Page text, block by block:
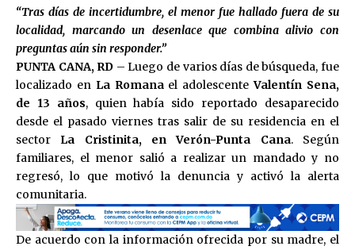
“Tras días de incertidumbre, el menor fue hallado fuera de su
localidad, marcando un desenlace que combina alivio con
preguntas aún sin responder.”
PUNTA CANA, RD – Luego de varios días de búsqueda, fue
localizado en La Romanael adolescenteValentín Sena,
de 13 años, quien había sido reportado desaparecido
desde el pasado viernes tras salir de su residencia en el
sector La Cristinita, en Verón-Punta Cana. Según
familiares, el menor salió a realizar un mandado y no
regresó, lo que motivó la denuncia y activó la alerta
comunitaria.
De acuerdo con la información ofrecida por su madre, el